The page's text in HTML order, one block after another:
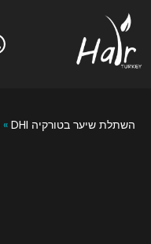
השתלת שיער בטורקיה DHI »